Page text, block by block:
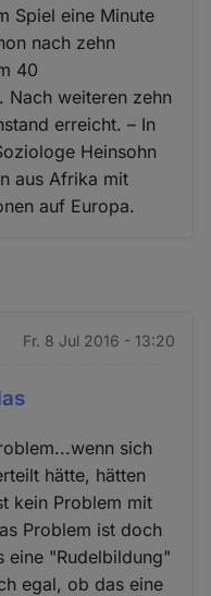
Spiel eine Minute
nach zehn
40
Nach weiteren zehn
erreicht. – In
Heinsohn
aus Afrika mit
auf Europa.
Fr. 8 Jul 2016 - 13:20
sich
hätte, hätten
kein Problem mit
Problem ist doch
eine "Rudelbildung"
egal, ob das eine